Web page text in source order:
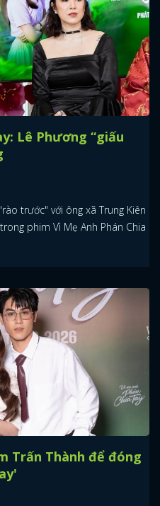
Lê Phương “giấu
trước" với ông xã Trung Kiên
phim Vì Mẹ Anh Phán Chia
Trấn Thành để đóng